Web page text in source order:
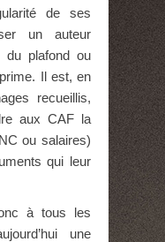
de ses
un auteur
du plafond ou
Il est, en
recueillis,
aux CAF la
ou salaires)
qui leur
à tous les
une